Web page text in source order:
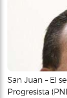
San Juan – El
Progresista